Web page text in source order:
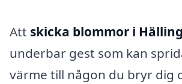
Att skicka blommor i
underbar gest som kan
värme till någon du bryr dig